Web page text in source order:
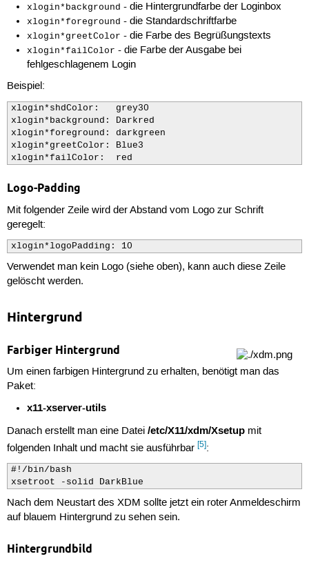
xlogin*background - die Hintergrundfarbe der Loginbox
xlogin*foreground - die Standardschriftfarbe
xlogin*greetColor - die Farbe des Begrüßungstexts
xlogin*failColor - die Farbe der Ausgabe bei
fehlgeschlagenem Login
Beispiel:
xlogin*shdColor:   grey30
xlogin*background: Darkred
xlogin*foreground: darkgreen
xlogin*greetColor: Blue3
xlogin*failColor:  red
Logo-Padding
Mit folgender Zeile wird der Abstand vom Logo zur Schrift
geregelt:
xlogin*logoPadding: 10
Verwendet man kein Logo (siehe oben), kann auch diese Zeile
gelöscht werden.
Hintergrund
Farbiger Hintergrund
Um einen farbigen Hintergrund zu erhalten, benötigt man das
Paket:
x11-xserver-utils
Danach erstellt man eine Datei /etc/X11/xdm/Xsetupmit
folgenden Inhalt und macht sie ausführbar [5]:
#!/bin/bash
xsetroot -solid DarkBlue
Nach dem Neustart des XDM sollte jetzt ein roter Anmeldeschirm
auf blauem Hintergrund zu sehen sein.
Hintergrundbild